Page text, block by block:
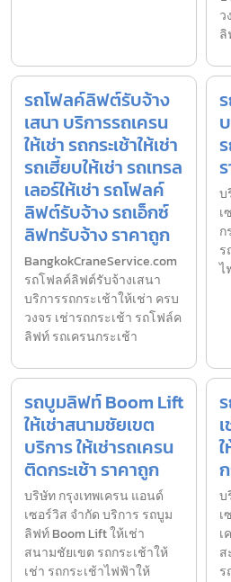
ว
ลิ
รถโฟลค์ลิฟต์รับจ้าง
เสนา บริการรถเครน
ให้เช่า รถกระเช้าให้เช่า
รถเฮี้ยบให้เช่า รถเทรล
เลอร์ให้เช่า รถโฟลค์
ลิฟต์รับจ้าง รถเอ็กซ์
ลิฟทรับจ้าง ราคาถูก
BangkokCraneService.com
รถโฟลค์ลิฟต์รับจ้างเสนา
บริการรถกระเช้าให้เช่า ครบ
วงจร เช่ารถกระเช้า รถโฟล์ค
ลิฟท์ รถเครนกระเช้า
บ
เ
ก
ร
ไ
รถบูมลิฟท์ Boom Lift
ให้เช่าสนามชัยเขต
บริการ ให้เช่ารถเครน
ติดกระเช้า ราคาถูก
บริษัท กรุงเทพเครน แอนด์
เซอร์วิส จำกัด บริการ รถบูม
ลิฟท์ Boom Lift ให้เช่า
สนามชัยเขต รถกระเช้าให้
เช่า รถกระเช้าไฟฟ้าให้
บ
เ
เ
ส
ร